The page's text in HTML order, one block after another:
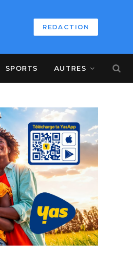
REDACTION
SPORTS AUTRES